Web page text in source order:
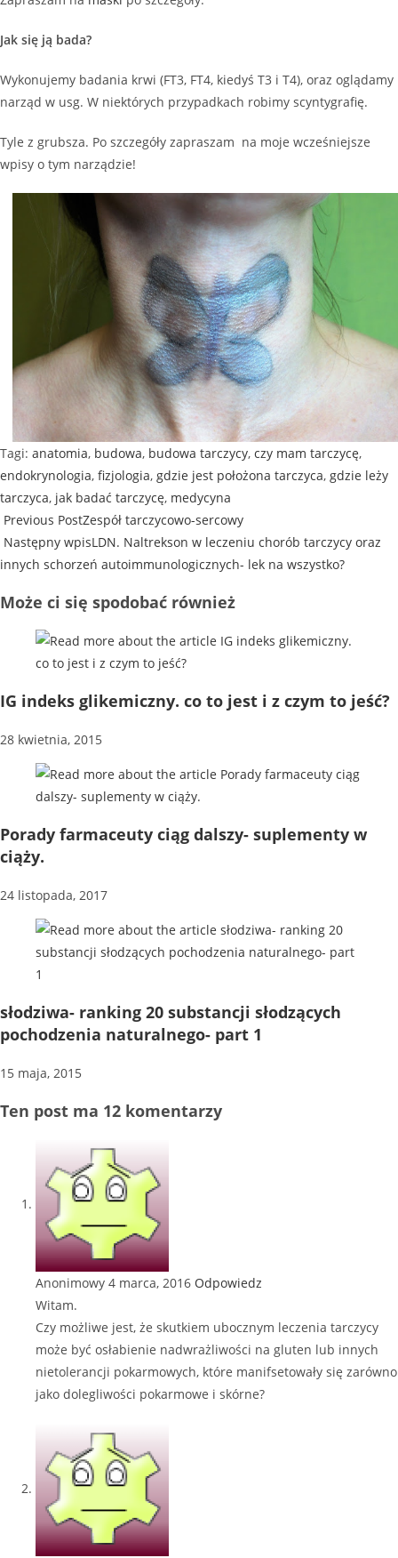
Jak się ją bada?
Wykonujemy badania krwi (FT3, FT4, kiedyś T3 i T4), oraz oglądamy
narząd w usg. W niektórych przypadkach robimy scyntygrafię.
Tyle z grubsza. Po szczegóły zapraszam na moje wcześniejsze
wpisy o tym narządzie!
Tagi: anatomia, budowa, budowa tarczycy, czy mam tarczycę,
endokrynologia, fizjologia, gdzie jest położona tarczyca, gdzie leży
tarczyca, jak badać tarczycę, medycyna
Previous PostZespół tarczycowo-sercowy
Następny wpisLDN. Naltrekson w leczeniu chorób tarczycy oraz
innych schorzeń autoimmunologicznych- lek na wszystko?
Może ci się spodobać również
IG indeks glikemiczny. co to jest i z czym to jeść?
28 kwietnia, 2015
Porady farmaceuty ciąg dalszy- suplementy w
ciąży.
24 listopada, 2017
słodziwa- ranking 20 substancji słodzących
pochodzenia naturalnego- part 1
15 maja, 2015
Ten post ma 12 komentarzy
Anonimowy 4 marca, 2016 Odpowiedz
Witam.
Czy możliwe jest, że skutkiem ubocznym leczenia tarczycy
może być osłabienie nadwrażliwości na gluten lub innych
nietolerancji pokarmowych, które manifsetowały się zarówno
jako dolegliwości pokarmowe i skórne?